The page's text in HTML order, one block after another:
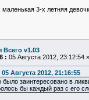
3-х летняя
Всего v1.03
: 05 Августа 2012, 23:12:54 »
Августа 2012, 21:16:55
было заинтересовано в
бы каждый раз с его